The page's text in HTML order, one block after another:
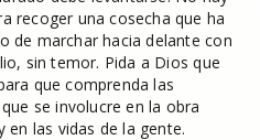
recoger una cosecha que ha
de marchar hacia delante con
sin temor. Pida a Dios que
que comprenda las
se involucre en la obra
las vidas de la gente.